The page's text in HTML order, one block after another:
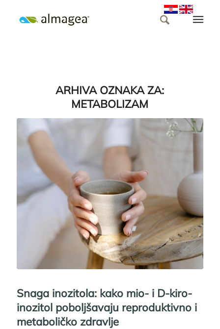
ARHIVA OZNAKA ZA:
METABOLIZAM
Snaga inozitola: kako mio- i D-kiro-
inozitol poboljšavaju reproduktivno i
metaboličko zdravlje